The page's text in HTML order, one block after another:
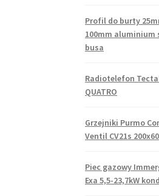
Profil do burty
100mm aluminium
busa
Radiotelefon
QUATRO
Grzejniki Purmo
Ventil CV21s
Piec gazowy
Exa 5,5-23,7kW